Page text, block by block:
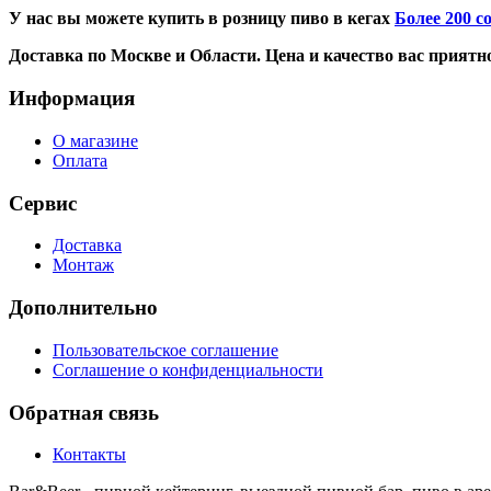
У нас вы можете купить в розницу пиво в кегах Более 200
Доставка по Москве и Области. Цена и качество вас
Информация
О магазине
Оплата
Сервис
Доставка
Монтаж
Дополнительно
Пользовательское соглашение
Соглашение о конфиденциальности
Обратная связь
Контакты